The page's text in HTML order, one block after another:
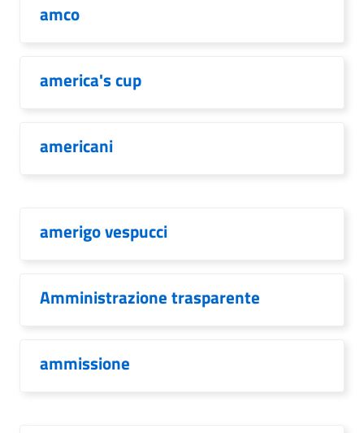
amco
america's cup
americani
amerigo vespucci
Amministrazione trasparente
ammissione